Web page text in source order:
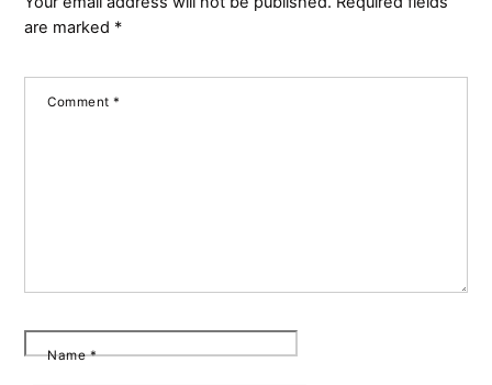
are marked *
Comment*
Name*